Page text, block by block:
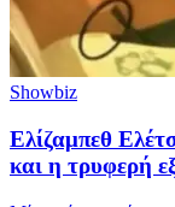
Showbiz
Ελίζαμπεθ
και η τρυφερή